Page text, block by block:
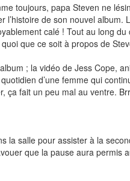
toujours, papa Steven ne
de son nouvel album.
calé ! Tout au long
que ce soit à propos de
; la vidéo de Jess Cope,
d’une femme qui
ça fait un peu mal au ventre.
salle pour assister à la
que la pause aura permis